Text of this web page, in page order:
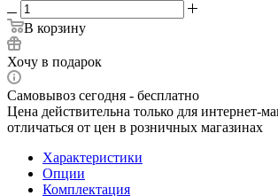
В корзину
Хочу в подарок
Самовывоз сегодня - бесплатно
Цена действительна только для интернет-
отличаться от цен в розничных магазинах
Характеристики
Опции
Комплектация